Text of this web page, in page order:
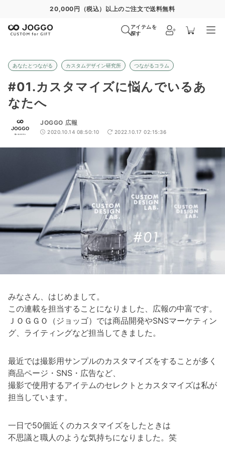
通常便 8/31 特急便 8/25 超特急便−
アイテムを
探す
あなたとつながる カスタムデザイン研究所 つながるコラム
#01.カスタマイズに悩んでいるあ
なたへ
JOGGO 広報
2020.10.14 08:50:10 2022.10.17 02:15:36
みなさん、はじめまして。
この連載を担当することになりました、広報の中富です。
ＪＯＧＧＯ（ジョッゴ）では商品開発やSNSマーケティン
グ、ライティングなど担当してきました。
最近では撮影用サンプルのカスタマイズをすることが多く
商品ページ・SNS・広告など、
撮影で使用するアイテムのセレクトとカスタマイズは私が
担当しています。
一日で50個近くのカスタマイズをしたときは
不思議と職人のような気持ちになりました。笑